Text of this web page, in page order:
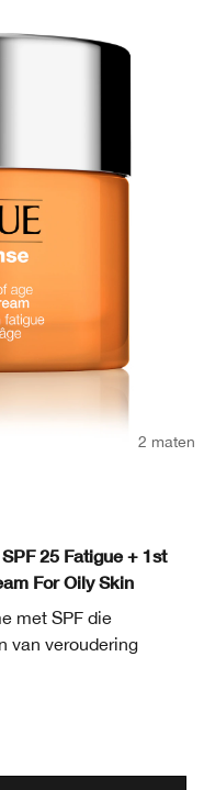
2 maten
25 Fatigue + 1st
For Oily Skin
met SPF die
van veroudering